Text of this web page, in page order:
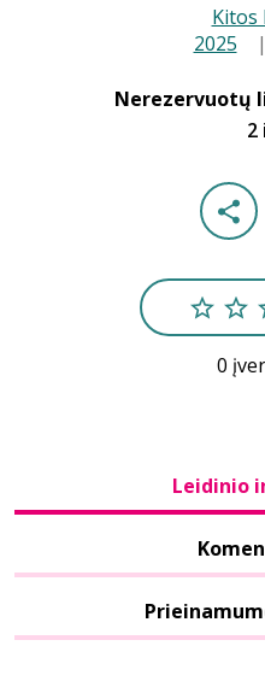
Kitos
2025 |
Nerezervuotų
2
0
Leidinio